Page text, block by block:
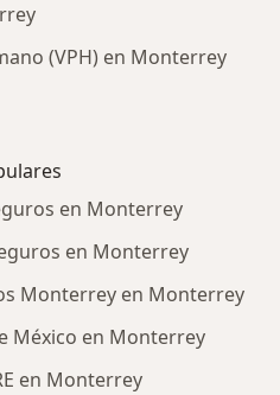
(VPH) en Monterrey
en Monterrey
en Monterrey
Monterrey en Monterrey
México en Monterrey
en Monterrey